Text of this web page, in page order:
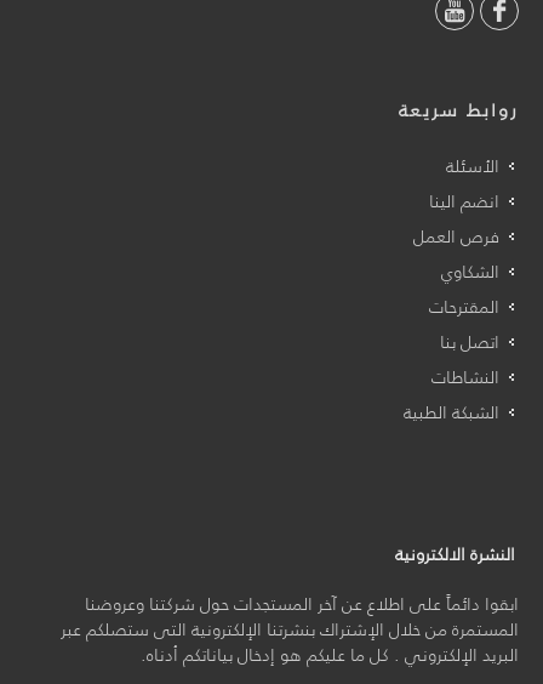
روابط سريعة
الأسئلة
انضم الينا
فرص العمل
الشكاوي
المقترحات
اتصل بنا
النشاطات
الشبكة الطبية
النشرة الالكترونية
ابقوا دائماً على اطلاع عن آخر المستجدات حول شركتنا وعروضنا
المستمرة من خلال الإشتراك بنشرتنا الإلكترونية التى ستصلكم عبر
البريد الإلكتروني . كل ما عليكم هو إدخال بياناتكم أدناه.